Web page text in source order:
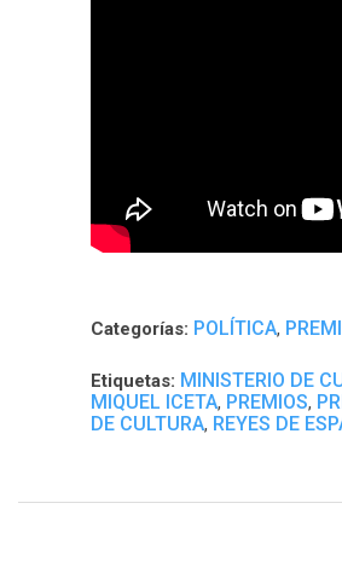
Categorías: POLÍTICA,
Etiquetas: MINISTERIO DE
MIQUEL ICETA, PREMIOS,
DE CULTURA, REYES DE